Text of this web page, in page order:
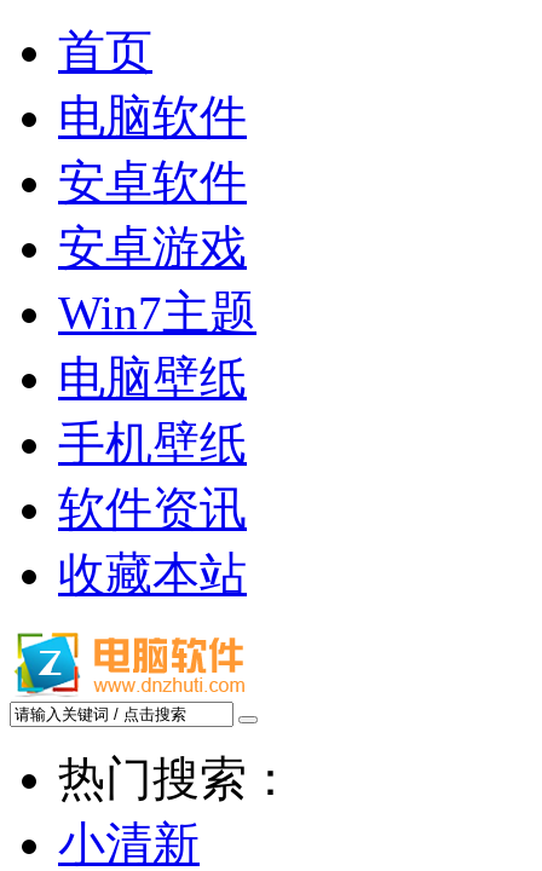
首页
电脑软件
安卓软件
安卓游戏
Win7主题
电脑壁纸
手机壁纸
软件资讯
收藏本站
热门搜索：
小清新